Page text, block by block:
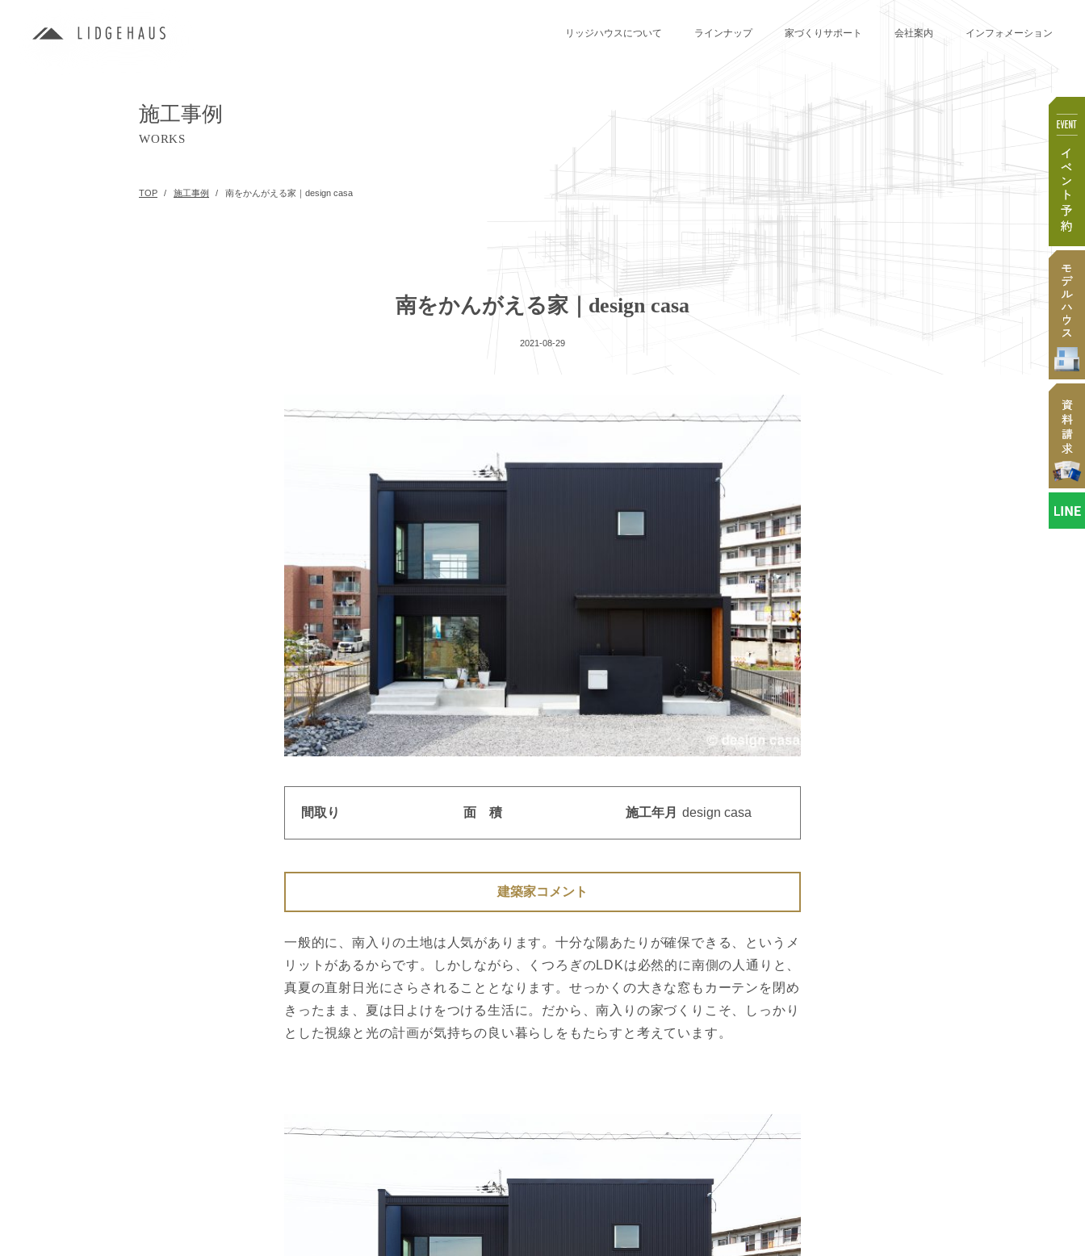
リッジハウスについて ラインナップ 家づくりサポート 会社案内 インフォメーション
TOP 施工事例 南をかんがえる家｜design casa
施工事例
WORKS
2021-08-29
南をかんがえる家｜design casa
間取り 面 積 施工年月 design casa
建築家コメント
一般的に、南入りの土地は人気があります。十分な陽あたりが確保できる、というメ
リットがあるからです。しかしながら、くつろぎのLDKは必然的に南側の人通りと、
真夏の直射日光にさらされることとなります。せっかくの大きな窓もカーテンを閉め
きったまま、夏は日よけをつける生活に。だから、南入りの家づくりこそ、しっかり
とした視線と光の計画が気持ちの良い暮らしをもたらすと考えています。